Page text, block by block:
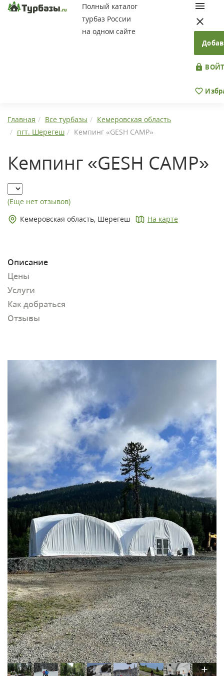
Полный каталог
турбаз России
на одном сайте
Главная Все турбазы
Кемеровская область
пгт. Шерегеш
Кемпинг «GESH CAMP»
Кемпинг «GESH CAMP»
(Еще нет отзывов)
Кемеровская область, Шерегеш
На карте
Описание
Цены
Услуги
Как добраться
Отзывы